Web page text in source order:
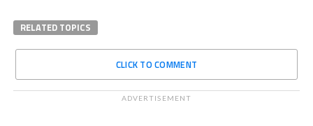
RELATED TOPICS
CLICK TO COMMENT
ADVERTISEMENT